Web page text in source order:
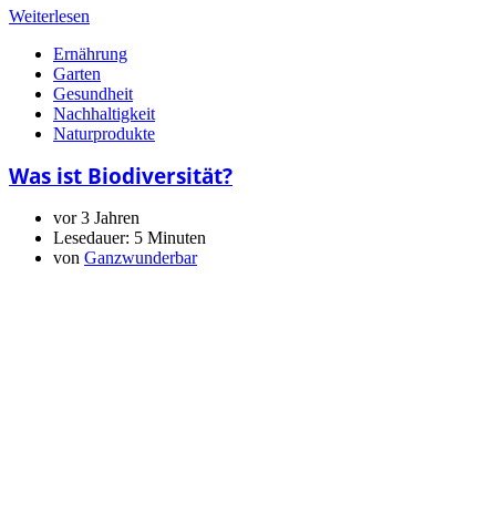
Weiterlesen
Ernährung
Garten
Gesundheit
Nachhaltigkeit
Naturprodukte
Was ist Biodiversität?
vor 3 Jahren
Lesedauer: 5 Minuten
von Ganzwunderbar